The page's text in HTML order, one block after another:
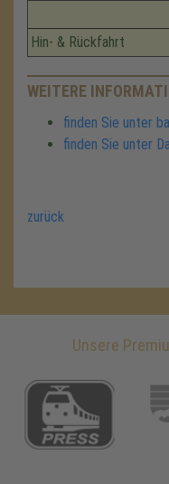
Hin- & Rückfahrt
WEITERE
finden Sie unter
finden Sie unter
zurück
Unsere